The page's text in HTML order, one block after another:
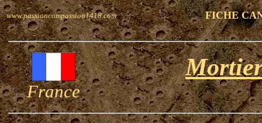
www.passioncompassion1418.com FICHE
France